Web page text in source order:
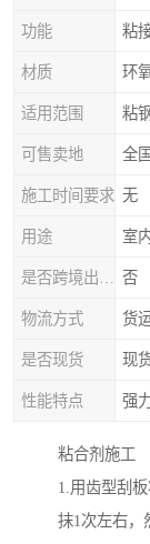
功能 粘
材质 环
适用范围 粘钢
可售卖地 全国
施工时间要求 无
用途 室
否
物流方式 货
是否现货 现
性能特点 强
粘合剂施工
1.用齿型刮
抹1次左右，